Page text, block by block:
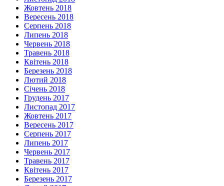
Жовтень 2018
Вересень 2018
Серпень 2018
Липень 2018
Червень 2018
Травень 2018
Квітень 2018
Березень 2018
Лютий 2018
Січень 2018
Грудень 2017
Листопад 2017
Жовтень 2017
Вересень 2017
Серпень 2017
Липень 2017
Червень 2017
Травень 2017
Квітень 2017
Березень 2017